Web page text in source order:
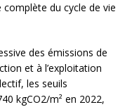
du cycle de vie
des émissions de
et à l’exploitation
les seuils
kgCO2/m² en 2022,